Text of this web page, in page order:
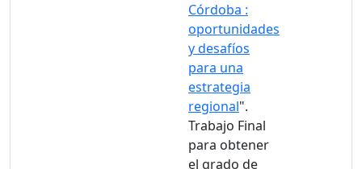
Córdoba :
oportunidades
y desafíos
para una
estrategia
regional".
Trabajo Final
para obtener
el grado de